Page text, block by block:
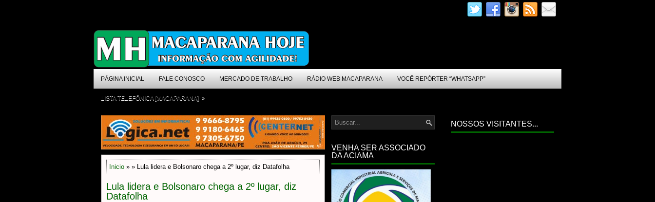
PÁGINA INICIAL FALE CONOSCO MERCADO DE TRABALHO RÁDIO WEB MACAPARANA VOCÊ REPÓRTER “WHATSAPP”
LISTA TELEFÔNICA [MACAPARANA] »
Inicio » » Lula lidera e Bolsonaro chega a 2º lugar, diz Datafolha
Lula lidera e Bolsonaro chega a 2º lugar, diz
Datafolha
VENHA SER ASSOCIADO
DA ACIAMA
NOSSOS VISITANTES...